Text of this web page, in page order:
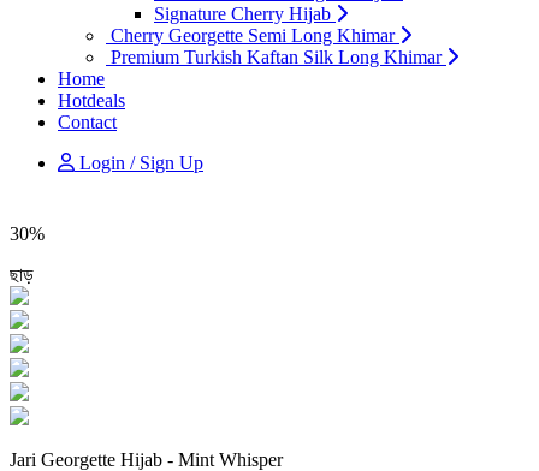
Signature Cherry Hijab
Cherry Georgette Semi Long Khimar
Premium Turkish Kaftan Silk Long Khimar
Home
Hotdeals
Contact
Login / Sign Up
30%
ছাড়
Jari Georgette Hijab - Mint Whisper